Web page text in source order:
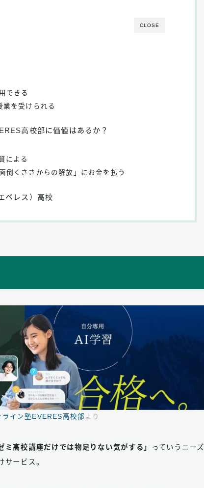
CLOSE
できる
を受けられる
高校部に価値はあるか？
による
倒くささからの解放」にお金を払う
ベレス）高校
イン塾EVERES高校部 より
ミ高校講座だけでは物足りない気がする」
っていうニーズ
サービス。